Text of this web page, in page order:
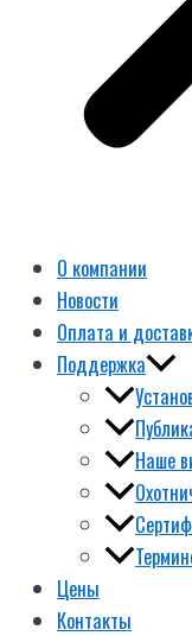
О компании
Новости
Оплата и
Поддержка
Наше
Цены
Контакты